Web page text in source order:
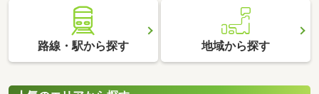
路線・駅から探す 地域から探す